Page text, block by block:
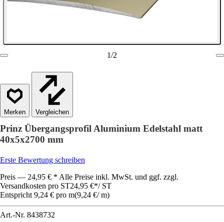
1/2
Vergleichen
Prinz Übergangsprofil Aluminium Edelstahl matt
40x5x2700 mm
Erste Bewertung schreiben
Preis — 24,95 € * Alle Preise inkl. MwSt. und ggf. zzgl.
Versandkosten pro ST24,95 €*/ ST
Entspricht 9,24 € pro m(9,24 €/ m)
Art.-Nr. 8438732